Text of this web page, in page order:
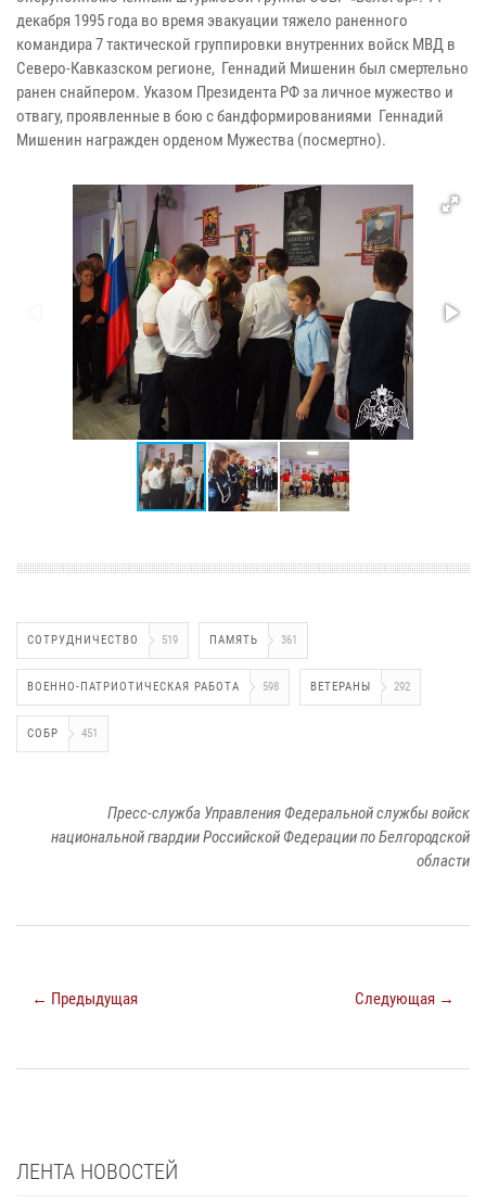
декабря 1995 года во время эвакуации тяжело раненного
командира 7 тактической группировки внутренних войск МВД в
Северо-Кавказском регионе, Геннадий Мишенин был смертельно
ранен снайпером. Указом Президента РФ за личное мужество и
отвагу, проявленные в бою с бандформированиями Геннадий
Мишенин награжден орденом Мужества (посмертно).
СОТРУДНИЧЕСТВО 519 ПАМЯТЬ 361
ВОЕННО-ПАТРИОТИЧЕСКАЯ РАБОТА 598 ВЕТЕРАНЫ 292
СОБР 451
Пресс-служба Управления Федеральной службы войск
национальной гвардии Российской Федерации по Белгородской
области
← Предыдущая Следующая →
ЛЕНТА НОВОСТЕЙ